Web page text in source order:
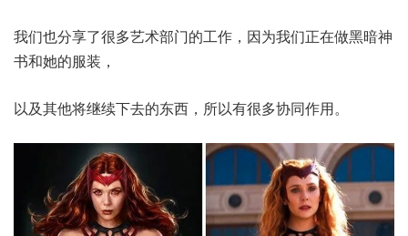
我们也分享了很多艺术部门的工作，因为我们正在做黑暗神
书和她的服装，
以及其他将继续下去的东西，所以有很多协同作用。